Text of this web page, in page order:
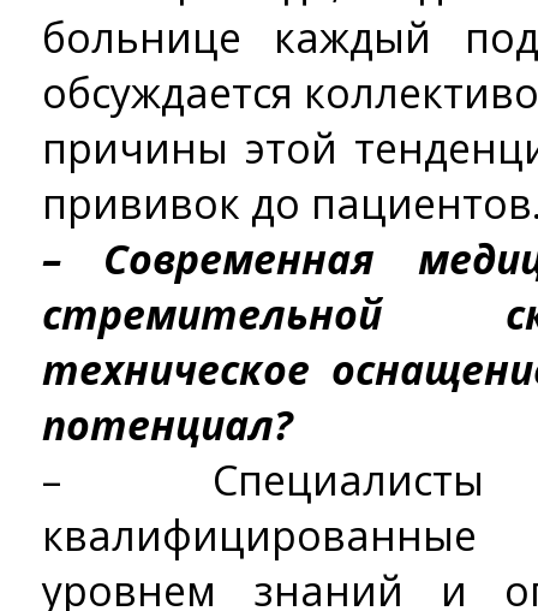
больнице каждый
обсуждается
причины этой
прививок до
– Современная
стремительной
техническое
потенциал?
–
уровнем знаний и